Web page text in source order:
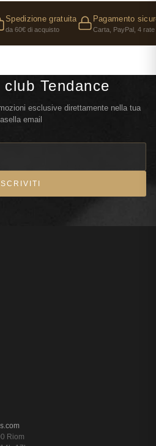
Spedizione gratuita
da 60€ di acquisto
Pagamento
Carta, PayPal, 4
Tendance
esclusive direttamente nella tua
email
Riom